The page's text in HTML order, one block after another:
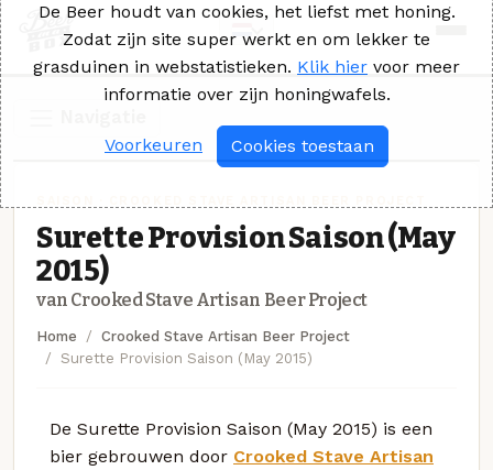
Surette Provision Saison (May
2015)
van Crooked Stave Artisan Beer Project
Home
Crooked Stave Artisan Beer Project
Surette Provision Saison (May 2015)
De Surette Provision Saison (May 2015) is een
bier gebrouwen door Crooked Stave Artisan
De Beer houdt van cookies, het liefst met honing.
Zodat zijn site super werkt en om lekker te
grasduinen in webstatistieken. Klik hier voor meer
informatie over zijn honingwafels.
Voorkeuren Cookies toestaan